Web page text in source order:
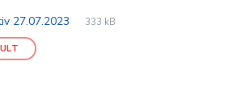
27.07.2023
File
pdf
File
333 kB